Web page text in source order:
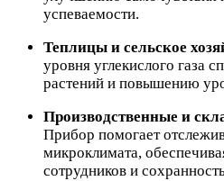
успеваемости.
Теплицы и сельское
уровня углекислого газа
растений и повышению
Производственные и
Прибор помогает
микроклимата,
сотрудников и